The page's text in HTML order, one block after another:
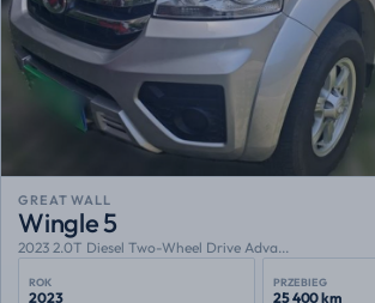
GREAT WALL
Wingle 5
2023 2.0T Diesel Two-Wheel Drive Adva...
ROK
2023
PRZEBIEG
25 400 km